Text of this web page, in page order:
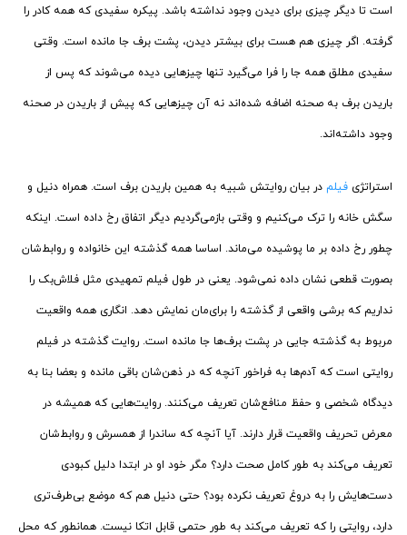
است تا دیگر چیزی برای دیدن وجود نداشته باشد. پیکره سفیدی که همه کادر را
گرفته. اگر چیزی هم هست برای بیشتر دیدن، پشت برف جا مانده است. وقتی
سفیدی مطلق همه جا را فرا می‌گیرد تنها چیزهایی دیده می‌شوند که پس از
باریدن برف به صحنه اضافه شده‌اند نه آن چیزهایی که پیش از باریدن در صحنه
وجود داشته‌اند.
استراتژی فیلم در بیان روایتش شبیه به همین باریدن برف است. همراه دنیل و
سگش خانه را ترک می‌کنیم و وقتی بازمی‌گردیم دیگر اتفاق رخ داده است. اینکه
چطور رخ داده بر ما پوشیده می‌ماند. اساسا همه گذشته این خانواده و روابط‌شان
بصورت قطعی نشان داده نمی‌شود. یعنی در طول فیلم تمهیدی مثل فلاش‌بک را
نداریم که برشی واقعی از گذشته را برای‌مان نمایش دهد. انگاری همه واقعیت
مربوط به گذشته جایی در پشت برف‌‌ها جا مانده است. روایت گذشته در فیلم
روایتی است که آدم‌ها به فراخور آنچه که در ذهن‌شان باقی مانده و بعضا بنا به
دیدگاه شخصی و حفظ منافع‌شان تعریف می‌کنند. روایت‌هایی که همیشه در
معرض تحریف واقعیت قرار دارند. آیا آنچه که ساندرا از همسرش و روابط‌شان
تعریف می‌کند به طور کامل صحت دارد؟ مگر خود او در ابتدا دلیل کبودی
دست‌هایش را به دروغ تعریف نکرده بود؟ حتی دنیل هم که موضع بی‌طرف‌تری
دارد، روایتی را که تعریف می‌کند به طور حتمی قابل اتکا نیست. همانطور که محل